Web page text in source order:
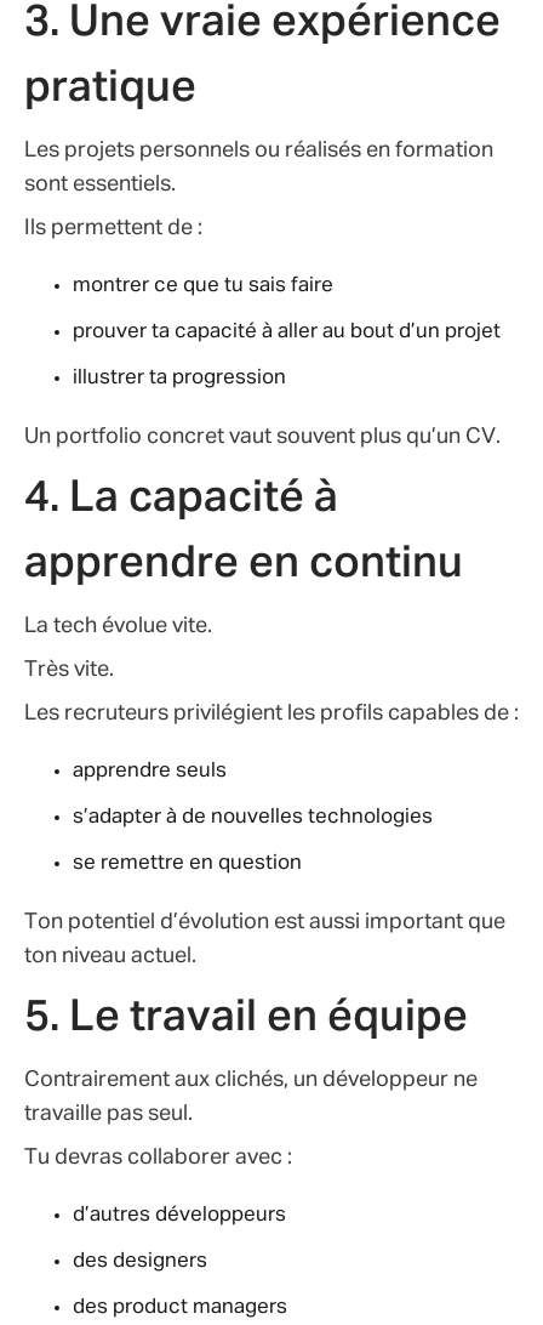
3. Une vraie expérience
pratique
Les projets personnels ou réalisés en formation
sont essentiels.
Ils permettent de :
montrer ce que tu sais faire
prouver ta capacité à aller au bout d’un projet
illustrer ta progression
Un portfolio concret vaut souvent plus qu’un CV.
4. La capacité à
apprendre en continu
La tech évolue vite.
Très vite.
Les recruteurs privilégient les profils capables de :
apprendre seuls
s’adapter à de nouvelles technologies
se remettre en question
Ton potentiel d’évolution est aussi important que
ton niveau actuel.
5. Le travail en équipe
Contrairement aux clichés, un développeur ne
travaille pas seul.
Tu devras collaborer avec :
d’autres développeurs
des designers
des product managers